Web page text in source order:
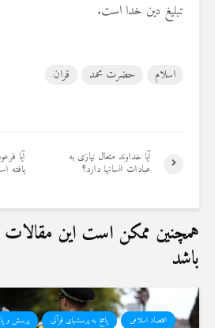
تبلیغ دین خدا است.
اسلام حضرت محمد قران
آیا
یافته
آیا خداوند متعال نیازی به
عبادات انسانها دارد؟
همچنین ممکن است این مقالات
باشد
اقتصاد اسلامی پاسخ به پرسشهای قرآنی پرسش و